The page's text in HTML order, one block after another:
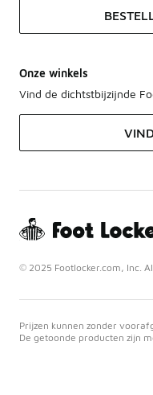
Onze winkels
Vind de dichtstbijzijnde
© 2025 Footlocker.com, Inc.
Prijzen kunnen zonder
De getoonde producten zijn